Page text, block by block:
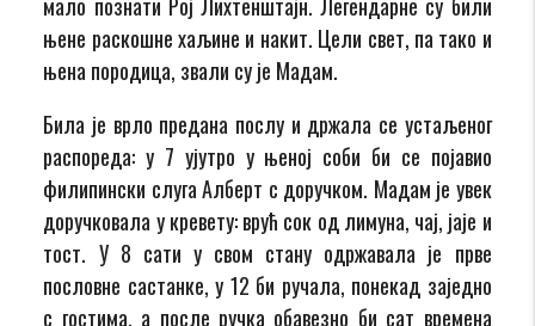
њене раскошне хаљине и накит. Цели свет, па тако и
њена породица, звали су је Мадам.
Била је врло предана послу и држала се устаљеног
распореда: у 7 ујутро у њеној соби би се појавио
филипински слуга Алберт с доручком. Мадам је увек
доручковала у кревету: врућ сок од лимуна, чај, јаје и
тост. У 8 сати у свом стану одржавала је прве
пословне састанке, у 12 би ручала, понекад заједно
с гостима, а после ручка обавезно би сат времена